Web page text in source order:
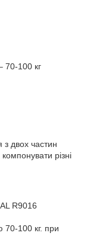
70-100 кг
з двох частин
різні
R9016
100 кг. при